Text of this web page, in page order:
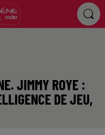
JIMMY ROYE :
DE JEU,